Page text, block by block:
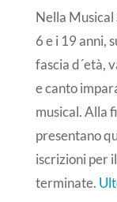
Nella Musical
6 e i 19 anni,
fascia d´età,
e canto
musical. Alla
presentano
iscrizioni per
terminate.